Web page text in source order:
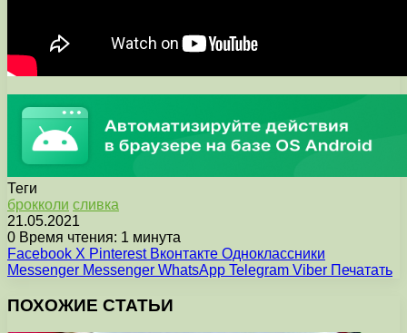
Теги
брокколи сливка
21.05.2021
0 Время чтения: 1 минута
Facebook X Pinterest Вконтакте Одноклассники
Messenger Messenger WhatsApp Telegram Viber Печатать
ПОХОЖИЕ СТАТЬИ